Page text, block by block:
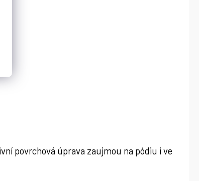
povrchová úprava zaujmou na pódiu i ve